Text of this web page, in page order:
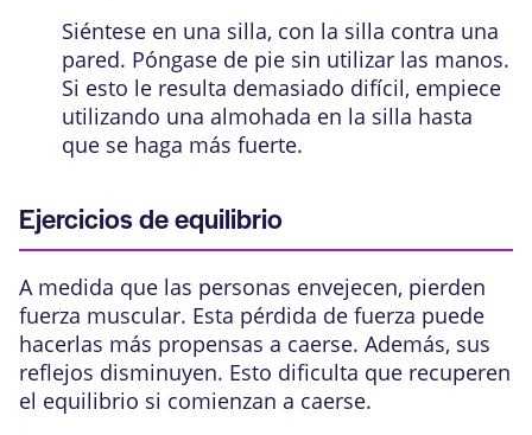
Siéntese en una silla, con la silla contra una
pared. Póngase de pie sin utilizar las manos.
Si esto le resulta demasiado difícil, empiece
utilizando una almohada en la silla hasta
que se haga más fuerte.
Ejercicios de equilibrio
A medida que las personas envejecen, pierden
fuerza muscular. Esta pérdida de fuerza puede
hacerlas más propensas a caerse. Además, sus
reflejos disminuyen. Esto dificulta que recuperen
el equilibrio si comienzan a caerse.